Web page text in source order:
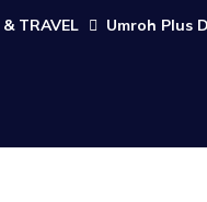
& TRAVEL Umroh Plus